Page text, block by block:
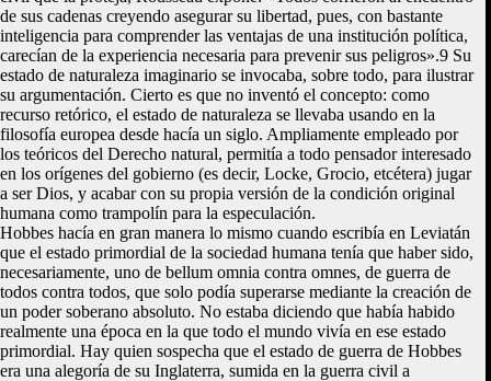
de sus cadenas creyendo asegurar su libertad, pues, con bastante
inteligencia para comprender las ventajas de una institución política,
carecían de la experiencia necesaria para prevenir sus peligros».9 Su
estado de naturaleza imaginario se invocaba, sobre todo, para ilustrar
su argumentación. Cierto es que no inventó el concepto: como
recurso retórico, el estado de naturaleza se llevaba usando en la
filosofía europea desde hacía un siglo. Ampliamente empleado por
los teóricos del Derecho natural, permitía a todo pensador interesado
en los orígenes del gobierno (es decir, Locke, Grocio, etcétera) jugar
a ser Dios, y acabar con su propia versión de la condición original
humana como trampolín para la especulación.
Hobbes hacía en gran manera lo mismo cuando escribía en Leviatán
que el estado primordial de la sociedad humana tenía que haber sido,
necesariamente, uno de bellum omnia contra omnes, de guerra de
todos contra todos, que solo podía superarse mediante la creación de
un poder soberano absoluto. No estaba diciendo que había habido
realmente una época en la que todo el mundo vivía en ese estado
primordial. Hay quien sospecha que el estado de guerra de Hobbes
era una alegoría de su Inglaterra, sumida en la guerra civil a